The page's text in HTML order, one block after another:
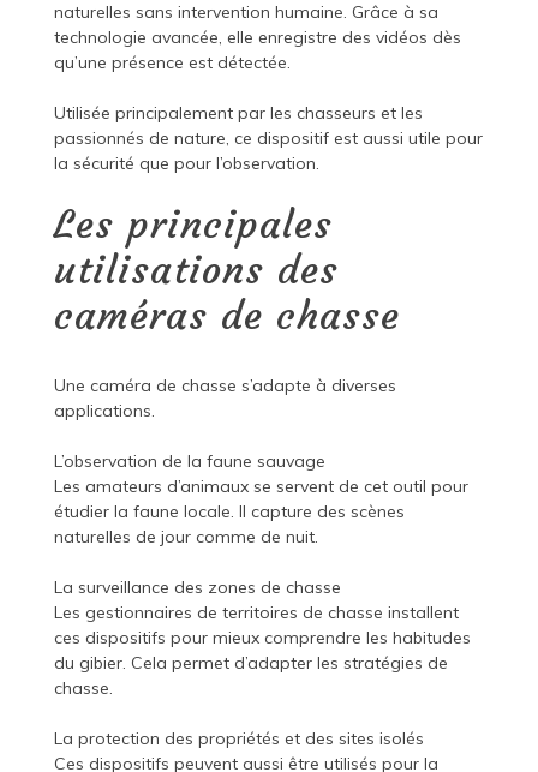
naturelles sans intervention humaine. Grâce à sa
technologie avancée, elle enregistre des vidéos dès
qu’une présence est détectée.
Utilisée principalement par les chasseurs et les
passionnés de nature, ce dispositif est aussi utile pour
la sécurité que pour l’observation.
Les principales
utilisations des
caméras de chasse
Une caméra de chasse s’adapte à diverses
applications.
L’observation de la faune sauvage
Les amateurs d’animaux se servent de cet outil pour
étudier la faune locale. Il capture des scènes
naturelles de jour comme de nuit.
La surveillance des zones de chasse
Les gestionnaires de territoires de chasse installent
ces dispositifs pour mieux comprendre les habitudes
du gibier. Cela permet d’adapter les stratégies de
chasse.
La protection des propriétés et des sites isolés
Ces dispositifs peuvent aussi être utilisés pour la